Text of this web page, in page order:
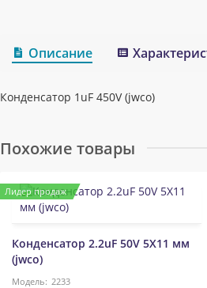
Описание
Конденсатор 1uF 450V (jwco)
Похожие товары
Лидер продаж
Конденсатор 2.2uF 50V 5X11 мм
(jwco)
2233